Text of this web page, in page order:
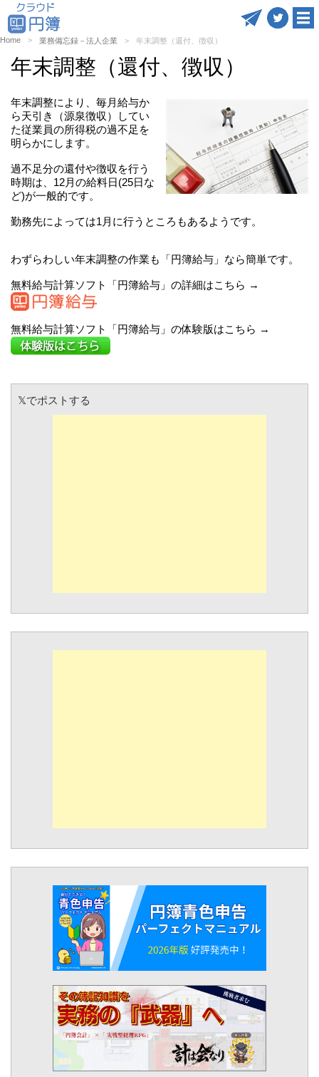
Home 業務備忘録－法人企業 年末調整（還付、徴収）
年末調整（還付、徴収）
年末調整により、毎月給与か
ら天引き（源泉徴収）してい
た従業員の所得税の過不足を
明らかにします。
過不足分の還付や徴収を行う
時期は、12月の給料日(25日な
ど)が一般的です。
勤務先によっては1月に行うところもあるようです。
わずらわしい年末調整の作業も「円簿給与」なら簡単です。
無料給与計算ソフト「円簿給与」の詳細はこちら →
無料給与計算ソフト「円簿給与」の体験版はこちら →
𝕏でポストする